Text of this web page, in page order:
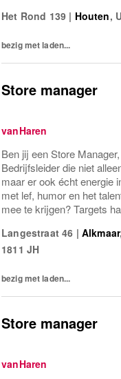
please! Dan zoeken wij
Het Rond 139 | Houten,
bezig met laden...
Store manager
vanHaren
Ben jij een Store
Bedrijfsleider die niet
maar er ook écht energie
met lef, humor en het
mee te krijgen? Targets
please! Dan zoeken wij
Langestraat 46 | Alkmaar,
1811 JH
bezig met laden...
Store manager
vanHaren